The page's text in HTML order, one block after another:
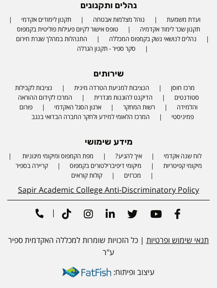
נהלים ותקנונים
ועדת משמעת נוהל מצלמות אבטחה
תקנון לימודים אקדמי
תקנון שכר לימוד אקדמיה
טופס אישור לקיום פעילות פוליטית בקמפוס
נהלים לנושאי נשק בקמפוס המכללה
התנהלות במהלך שגרת חירום
סקר ספיר - תקנון הגרלה
שירותים
מרכז חוסן הנציבות למניעת הטרדה מינית
נציבות לקבילות
סטודנטים
הדיקנט להוגנות מגדרית
המרכז לקידום ההוראה
והלמידה
רשות המחקר ארגון הסגל האקדמי
פורום
פמיניסטי
המרכז הלאומי למידע ולחקר החברה הבדואי בנגב
מידע שימושי
לוח שנה אקדמי איך להגיע?
מפת הקמפוס ומיקומי מיגוניות
מיקומי קפיטריות
מיקומי דיפיברילטורים בקמפוס
קריירה בספיר
מכרזים
קולות קוראים
Sapir Academic College Anti-Discriminatory Policy
עיצוב ופיתוח:
תנאי שימוש ופרטיות | כל הזכויות שומרות למכללה האקדמית ספיר
ע"ר
Facebook
Youtube
Twitter
Linkedin
Instagram
Tiktok
|
Phone number